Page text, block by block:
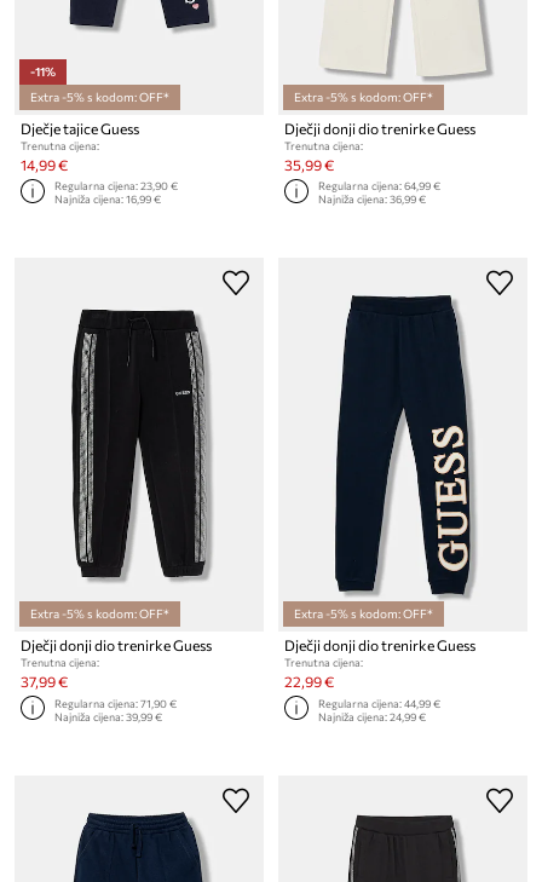
-11%
Extra -5% s kodom: OFF*
Dječje tajice Guess
Trenutna cijena:
14,99 €
Regularna cijena:23,90 €
Najniža cijena:16,99 €
Extra -5% s kodom: OFF*
Dječji donji dio trenirke Guess
Trenutna cijena:
35,99 €
Regularna cijena:64,99 €
Najniža cijena:36,99 €
Extra -5% s kodom: OFF*
Dječji donji dio trenirke Guess
Trenutna cijena:
37,99 €
Regularna cijena:71,90 €
Najniža cijena:39,99 €
Extra -5% s kodom: OFF*
Dječji donji dio trenirke Guess
Trenutna cijena:
22,99 €
Regularna cijena:44,99 €
Najniža cijena:24,99 €